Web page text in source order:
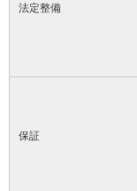
法定整備
保証